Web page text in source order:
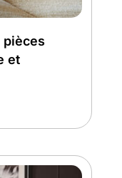
pièces
et